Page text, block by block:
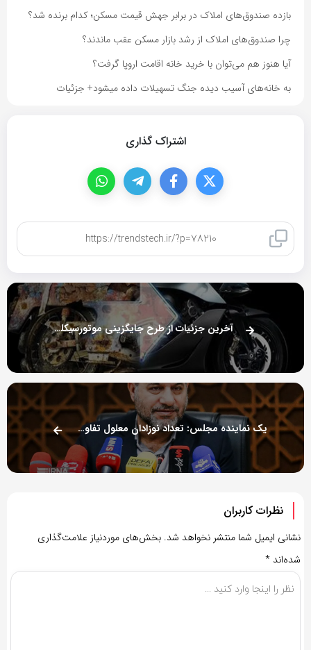
بازده صندوق‌های املاک در برابر جهش قیمت مسکن؛ کدام برنده شد؟
چرا صندوق‌های املاک از رشد بازار مسکن عقب ماندند؟
آیا هنوز هم می‌توان با خرید خانه اقامت اروپا گرفت؟
به خانه‌های آسیب دیده جنگ تسهیلات داده میشود+ جزئیات
اشتراک گذاری
آخرین جزئیات از طرح جایگزینی موتورسیکلت‌های فرسوده
یک نماینده مجلس: تعداد نوزادان معلول تفاوتی نکرده است
نظرات کاربران
نشانی ایمیل شما منتشر نخواهد شد. بخش‌های موردنیاز علامت‌گذاری
شده‌اند *